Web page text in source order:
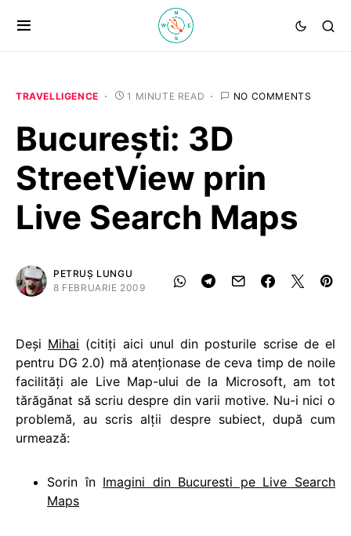
TRAVELLIGENCE 1 MINUTE READ NO COMMENTS
Bucureşti: 3D
StreetView prin
Live Search Maps
PETRUȘ LUNGU
8 FEBRUARIE 2009
Deşi Mihai (citiţi aici unul din posturile scrise de el
pentru DG 2.0) mă atenţionase de ceva timp de noile
facilităţi ale Live Map-ului de la Microsoft, am tot
tărăgănat să scriu despre din varii motive. Nu-i nici o
problemă, au scris alţii despre subiect, după cum
urmează:
Sorin în Imagini din Bucuresti pe Live Search
Maps